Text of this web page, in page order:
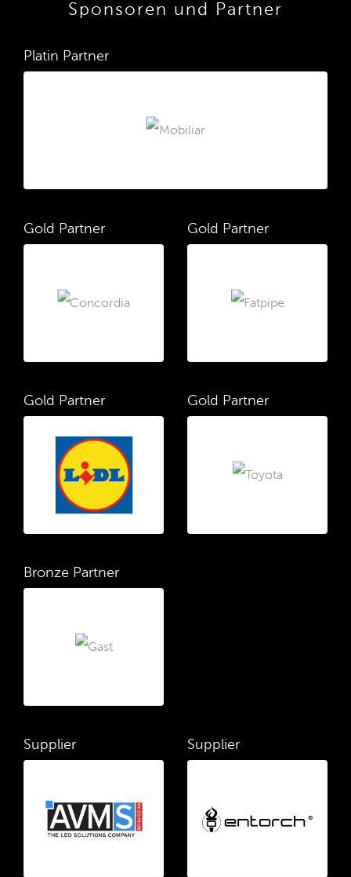
Sponsoren und Partner
Platin Partner
Gold Partner Gold Partner
Gold Partner Gold Partner
Bronze Partner
Supplier Supplier